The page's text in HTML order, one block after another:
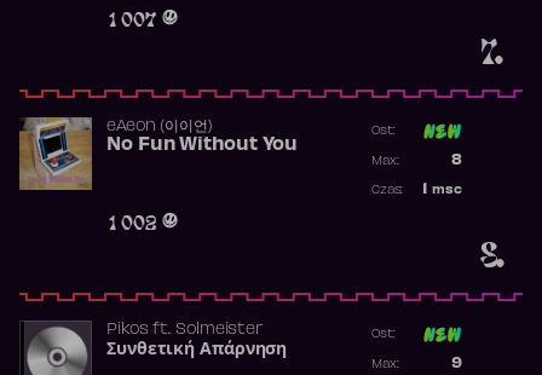
7.
1 007
8.
​eAeon (이이언)
No Fun Without You
1 002
Ost:
8
Max:
msc
Czas:
Pikosft. Solmeister
Συνθετική Απάρνηση
Ost:
9
Max: